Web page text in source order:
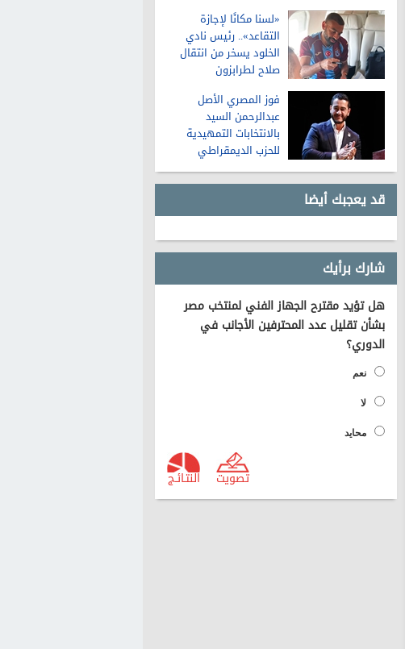
«لسنا مكانًا لإجازة
التقاعد».. رئيس نادي
الخلود يسخر من انتقال
صلاح لطرابزون
فوز المصري الأصل
عبدالرحمن السيد
بالانتخابات التمهيدية
للحزب الديمقراطي
لمجلس الشيوخ في
ميشيجان
قد يعجبك أيضا
شارك برأيك
هل تؤيد مقترح الجهاز الفني لمنتخب مصر
بشأن تقليل عدد المحترفين الأجانب في
الدوري؟
نعم
لا
محايد
النتـائـج تصويت